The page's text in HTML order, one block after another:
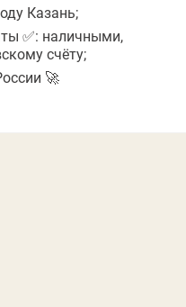
Казань;
✅: наличными,
счёту;
🚀